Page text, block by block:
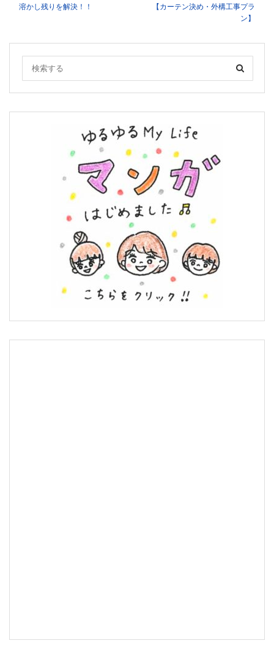
溶かし残りを解決！！
【カーテン決め・外構工事プラ
ン】